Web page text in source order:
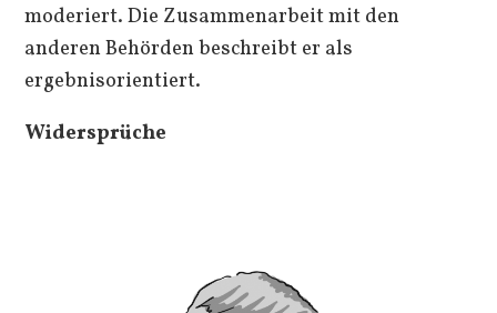
moderiert. Die Zusammenarbeit mit den
anderen Behörden beschreibt er als
ergebnisorientiert.
Widersprüche